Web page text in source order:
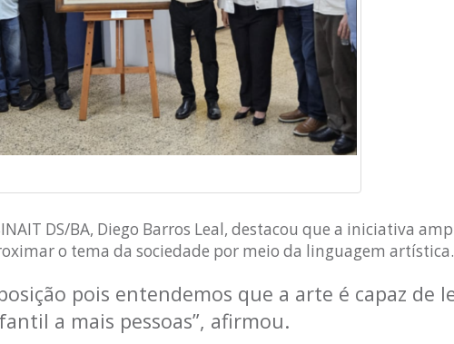
DS/BA, Diego Barros Leal, destacou que a iniciativa
o tema da sociedade por meio da linguagem artística.
pois entendemos que a arte é capaz de
a mais pessoas”, afirmou.